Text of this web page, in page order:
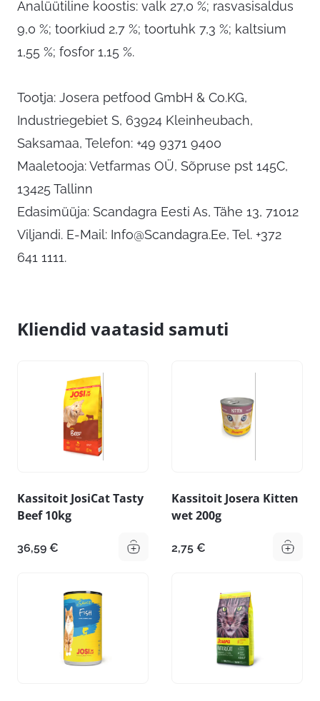
Analüütiline koostis: valk 27,0 %; rasvasisaldus
9,0 %; toorkiud 2,7 %; toortuhk 7,3 %; kaltsium
1,55 %; fosfor 1,15 %.
Tootja: Josera petfood GmbH & Co.KG,
Industriegebiet S, 63924 Kleinheubach,
Saksamaa, Telefon: +49 9371 9400
Maaletooja: Vetfarmas OÜ, Sõpruse pst 145C,
13425 Tallinn
Edasimüüja: Scandagra Eesti As, Tähe 13, 71012
Viljandi. E-Mail: Info@Scandagra.Ee, Tel. +372
641 1111.
Kliendid vaatasid samuti
Kassitoit JosiCat Tasty
Beef 10kg
36,59 €
Kassitoit Josera Kitten
wet 200g
2,75 €